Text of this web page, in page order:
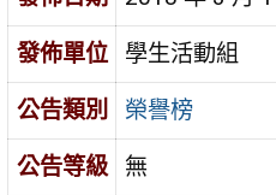
發佈單位 學生活動組
公告類別 榮譽榜
公告等級 無